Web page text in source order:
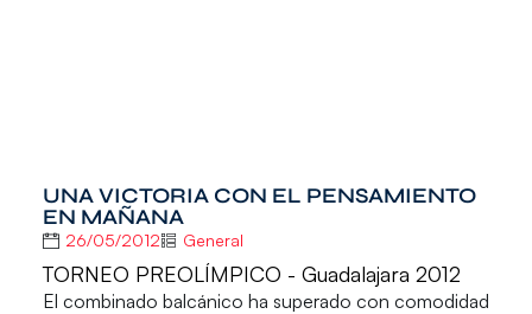
UNA VICTORIA CON EL PENSAMIENTO
EN MAÑANA
26/05/2012 General
TORNEO PREOLÍMPICO - Guadalajara 2012
El combinado balcánico ha superado con comodidad